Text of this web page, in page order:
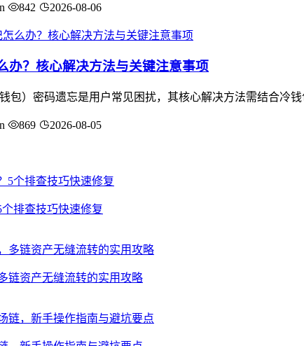
842 2026-08-06
办？核心解决方法与关键注意事项
钱包）密码遗忘是用户常见困扰，其核心解决方法需结合
869 2026-08-05
排查技巧快速修复
链资产无缝流转的实用攻略